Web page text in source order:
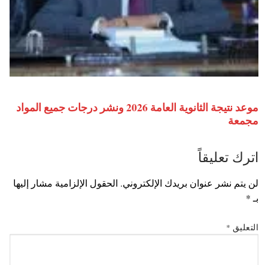
موعد نتيجة الثانوية العامة 2026 ونشر درجات جميع المواد
مجمعة
اترك تعليقاً
لن يتم نشر عنوان بريدك الإلكتروني. الحقول الإلزامية مشار إليها
بـ *
التعليق *